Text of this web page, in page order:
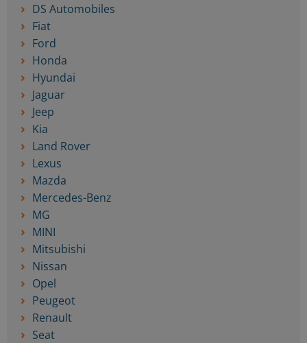
DS Automobiles
Fiat
Ford
Honda
Hyundai
Jaguar
Jeep
Kia
Land Rover
Lexus
Mazda
Mercedes-Benz
MG
MINI
Mitsubishi
Nissan
Opel
Peugeot
Renault
Seat